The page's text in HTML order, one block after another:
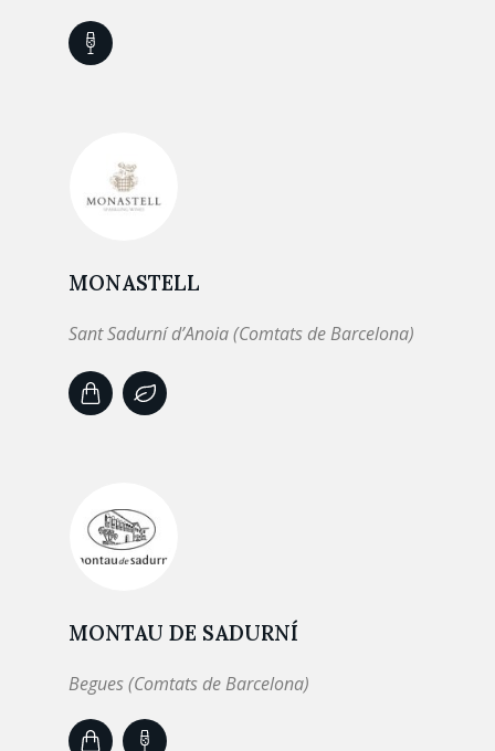
MONASTELL
Sant Sadurní d’Anoia (Comtats de Barcelona)
MONTAU DE SADURNÍ
Begues (Comtats de Barcelona)